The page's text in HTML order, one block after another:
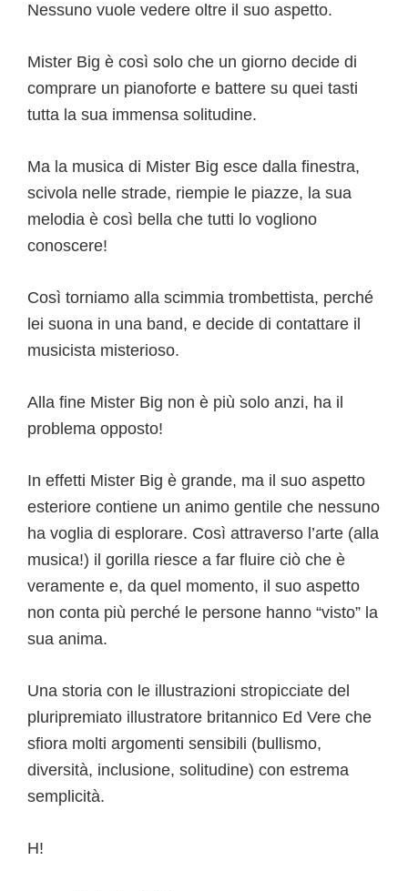
Nessuno vuole vedere oltre il suo aspetto.
Mister Big è così solo che un giorno decide di
comprare un pianoforte e battere su quei tasti
tutta la sua immensa solitudine.
Ma la musica di Mister Big esce dalla finestra,
scivola nelle strade, riempie le piazze, la sua
melodia è così bella che tutti lo vogliono
conoscere!
Così torniamo alla scimmia trombettista, perché
lei suona in una band, e decide di contattare il
musicista misterioso.
Alla fine Mister Big non è più solo anzi, ha il
problema opposto!
In effetti Mister Big è grande, ma il suo aspetto
esteriore contiene un animo gentile che nessuno
ha voglia di esplorare. Così attraverso l’arte (alla
musica!) il gorilla riesce a far fluire ciò che è
veramente e, da quel momento, il suo aspetto
non conta più perché le persone hanno “visto” la
sua anima.
Una storia con le illustrazioni stropicciate del
pluripremiato illustratore britannico Ed Vere che
sfiora molti argomenti sensibili (bullismo,
diversità, inclusione, solitudine) con estrema
semplicità.
H!